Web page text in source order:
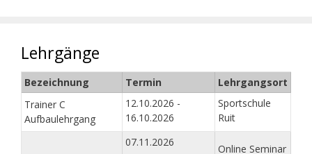
Lehrgänge
Bezeichnung Termin
Lehrgangsort
Trainer C
Aufbaulehrgang
12.10.2026 -
16.10.2026
Sportschule
Ruit
07.11.2026
Online Seminar